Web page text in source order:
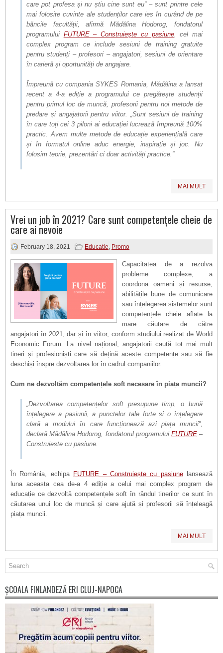
care pot profesa și nu știu cine sunt eu” – sunt printre cele
mai folosite cuvinte ale studenților care ies în curând de pe
băncile facultății, afirmă Mădălina Hodorog, fondatorul
programului FUTURE – Construiește cu pasiune, cel mai
complex program ce include sesiuni de training gratuite
pentru studenți – profesori – angajatori, sesiuni de orientare
în carieră și oportunități de angajare.
Împreună cu compania SYKES Romania, Mădălina a lansat
recent a 4-a ediție a programului ce pregătește studenții
pentru primul loc de muncă, profesorii pentru noi metode de
predare și angajatorii pentru viitor. „Sunt sesiuni de training
în care toți cei 3 piloni ai educației lucrează împreună 100%
practic. Avem multe metode de educație experiențială care
și în formatul online aduc energie, inspirație și joc. Nu
folosim teorie, prezentări ci doar activități practice.”
MAI MULT
Vrei un job în 2021? Care sunt competențele cheie de
care ai nevoie
February 18, 2021 Educatie, Promo
Capacitatea de a rezolva
probleme complexe, a
coordona oameni și resurse,
abilitățile bune de comunicare
sau înțelegerea sistemelor sunt
competențele cheie aflate la
mare căutare de către
angajatori în 2021, dar și în viitor, conform studiului realizat de World
Economic Forum. La nivel național, angajatorii caută tot mai mult
tineri și profesioniști care să dețină aceste competențe sau să fie
deschiși înspre dezvoltarea lor în cadrul companiilor.
Cum ne dezvoltăm competențele soft necesare în piața muncii?
„Dezvoltarea competențelor soft presupune timp, o bună
înțelegere a pasiunii, a punctelor tale forte și o înțelegere
clară a modului în care funcționează azi piața muncii”,
declară Mădălina Hodorog, fondatorul programului FUTURE–
Construiește cu pasiune.
În România, echipa FUTURE – Construiește cu pasiunelansează
luna aceasta cea de-a 4 ediție a celui mai complex program de
educație ce dezvoltă competențele soft în rândul tinerilor ce sunt în
căutarea unui loc de muncă și care ajută și profesorii să înțeleagă
piața muncii.
MAI MULT
ȘCOALA FINLANDEZĂ ERI CLUJ-NAPOCA